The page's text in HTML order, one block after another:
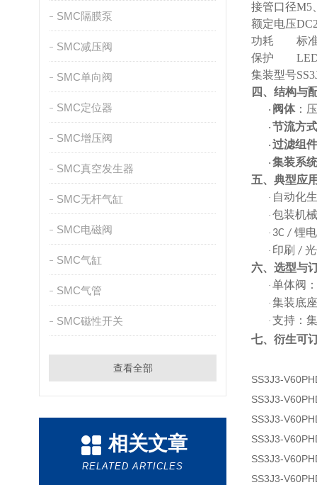
SMC隔膜泵
SMC减压阀
SMC单向阀
SMC定位器
SMC增压阀
SMC真空发生器
SMC无杆气缸
SMC电磁阀
SMC气缸
SMC气管
SMC磁性开关
查看全部
相关文章
RELATED ARTICLES
接管口径M5
额定电压
功耗
标
保护
集装型号
四、结构与
· 阀体：
· 节流方式
· 过滤组件
· 集装系统
五、典型应
· 自动化
· 包装机
· 3C / 锂
· 印刷 /
六、选型与
· 单体阀：
· 集装底
· 支持：
七、 衍生可
SS3J3-
SS3J3-
SS3J3-
SS3J3-
SS3J3-
SS3J3-